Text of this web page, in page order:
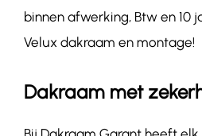
binnen afwerking, Btw en 10
Velux dakraam en montage!
Dakraam met